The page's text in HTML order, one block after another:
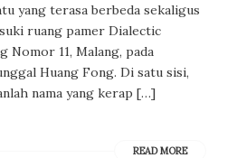
yang terasa berbeda sekaligus
ruang pamer Dialectic
Nomor 11, Malang, pada
Huang Fong. Di satu sisi,
nama yang kerap […]
READ MORE